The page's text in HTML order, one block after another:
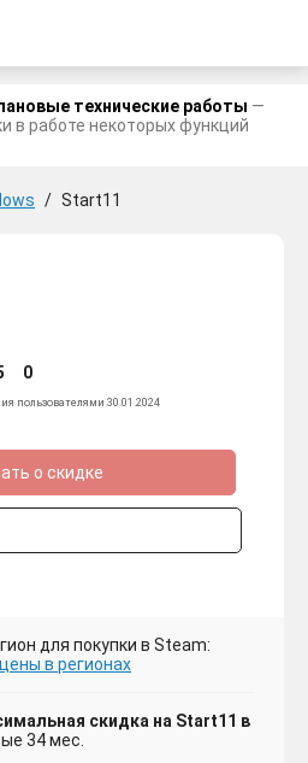
технические работы —
в работе некоторых функций
/ Start11
0
пользователями 30.01.2024
о скидке
для покупки в Steam:
в регионах
скидка на Start11 в
34 мес.